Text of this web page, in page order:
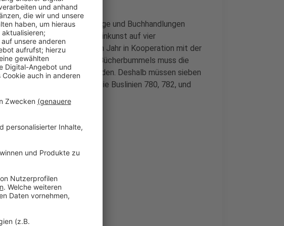
stellen verschieden Verlage und Buchhandlungen
Literatur, Musik und Kleinkunst auf vier
findet in diesem Jahr in Kooperation mit der
Montag. Wegen des Bücherbummels muss die
Wochenende gesperrt werden. Deshalb müssen sieben
fahren- zum Beispiel die Buslinien 780, 782, und